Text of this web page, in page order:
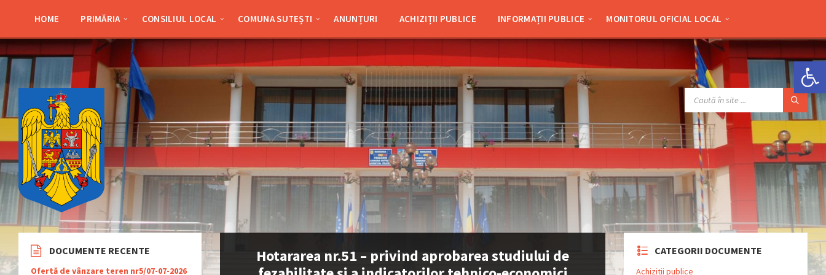
Deschide bara de unelte
sidebar
sidebar
HOME PRIMĂRIA CONSILIUL LOCAL COMUNA SUTEȘTI ANUNȚURI ACHIZIȚII PUBLICE INFORMAȚII PUBLICE MONITORUL OFICIAL LOCAL
Hotararea nr.51 – privind aprobarea studiului de
DOCUMENTE RECENTE
Ofertă de vânzare teren nr5/07-07-2026
CATEGORII DOCUMENTE
Achizitii publice